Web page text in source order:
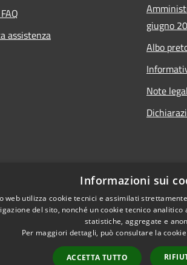
assistenza
giugno
Albo
Note
Informazioni sui
web utilizza cookie tecnici e assimilati
del sito, nonché un cookie tecnico
statistiche, aggregate e
Per maggiori dettagli, può consultare la
ACCETTA TUTTO